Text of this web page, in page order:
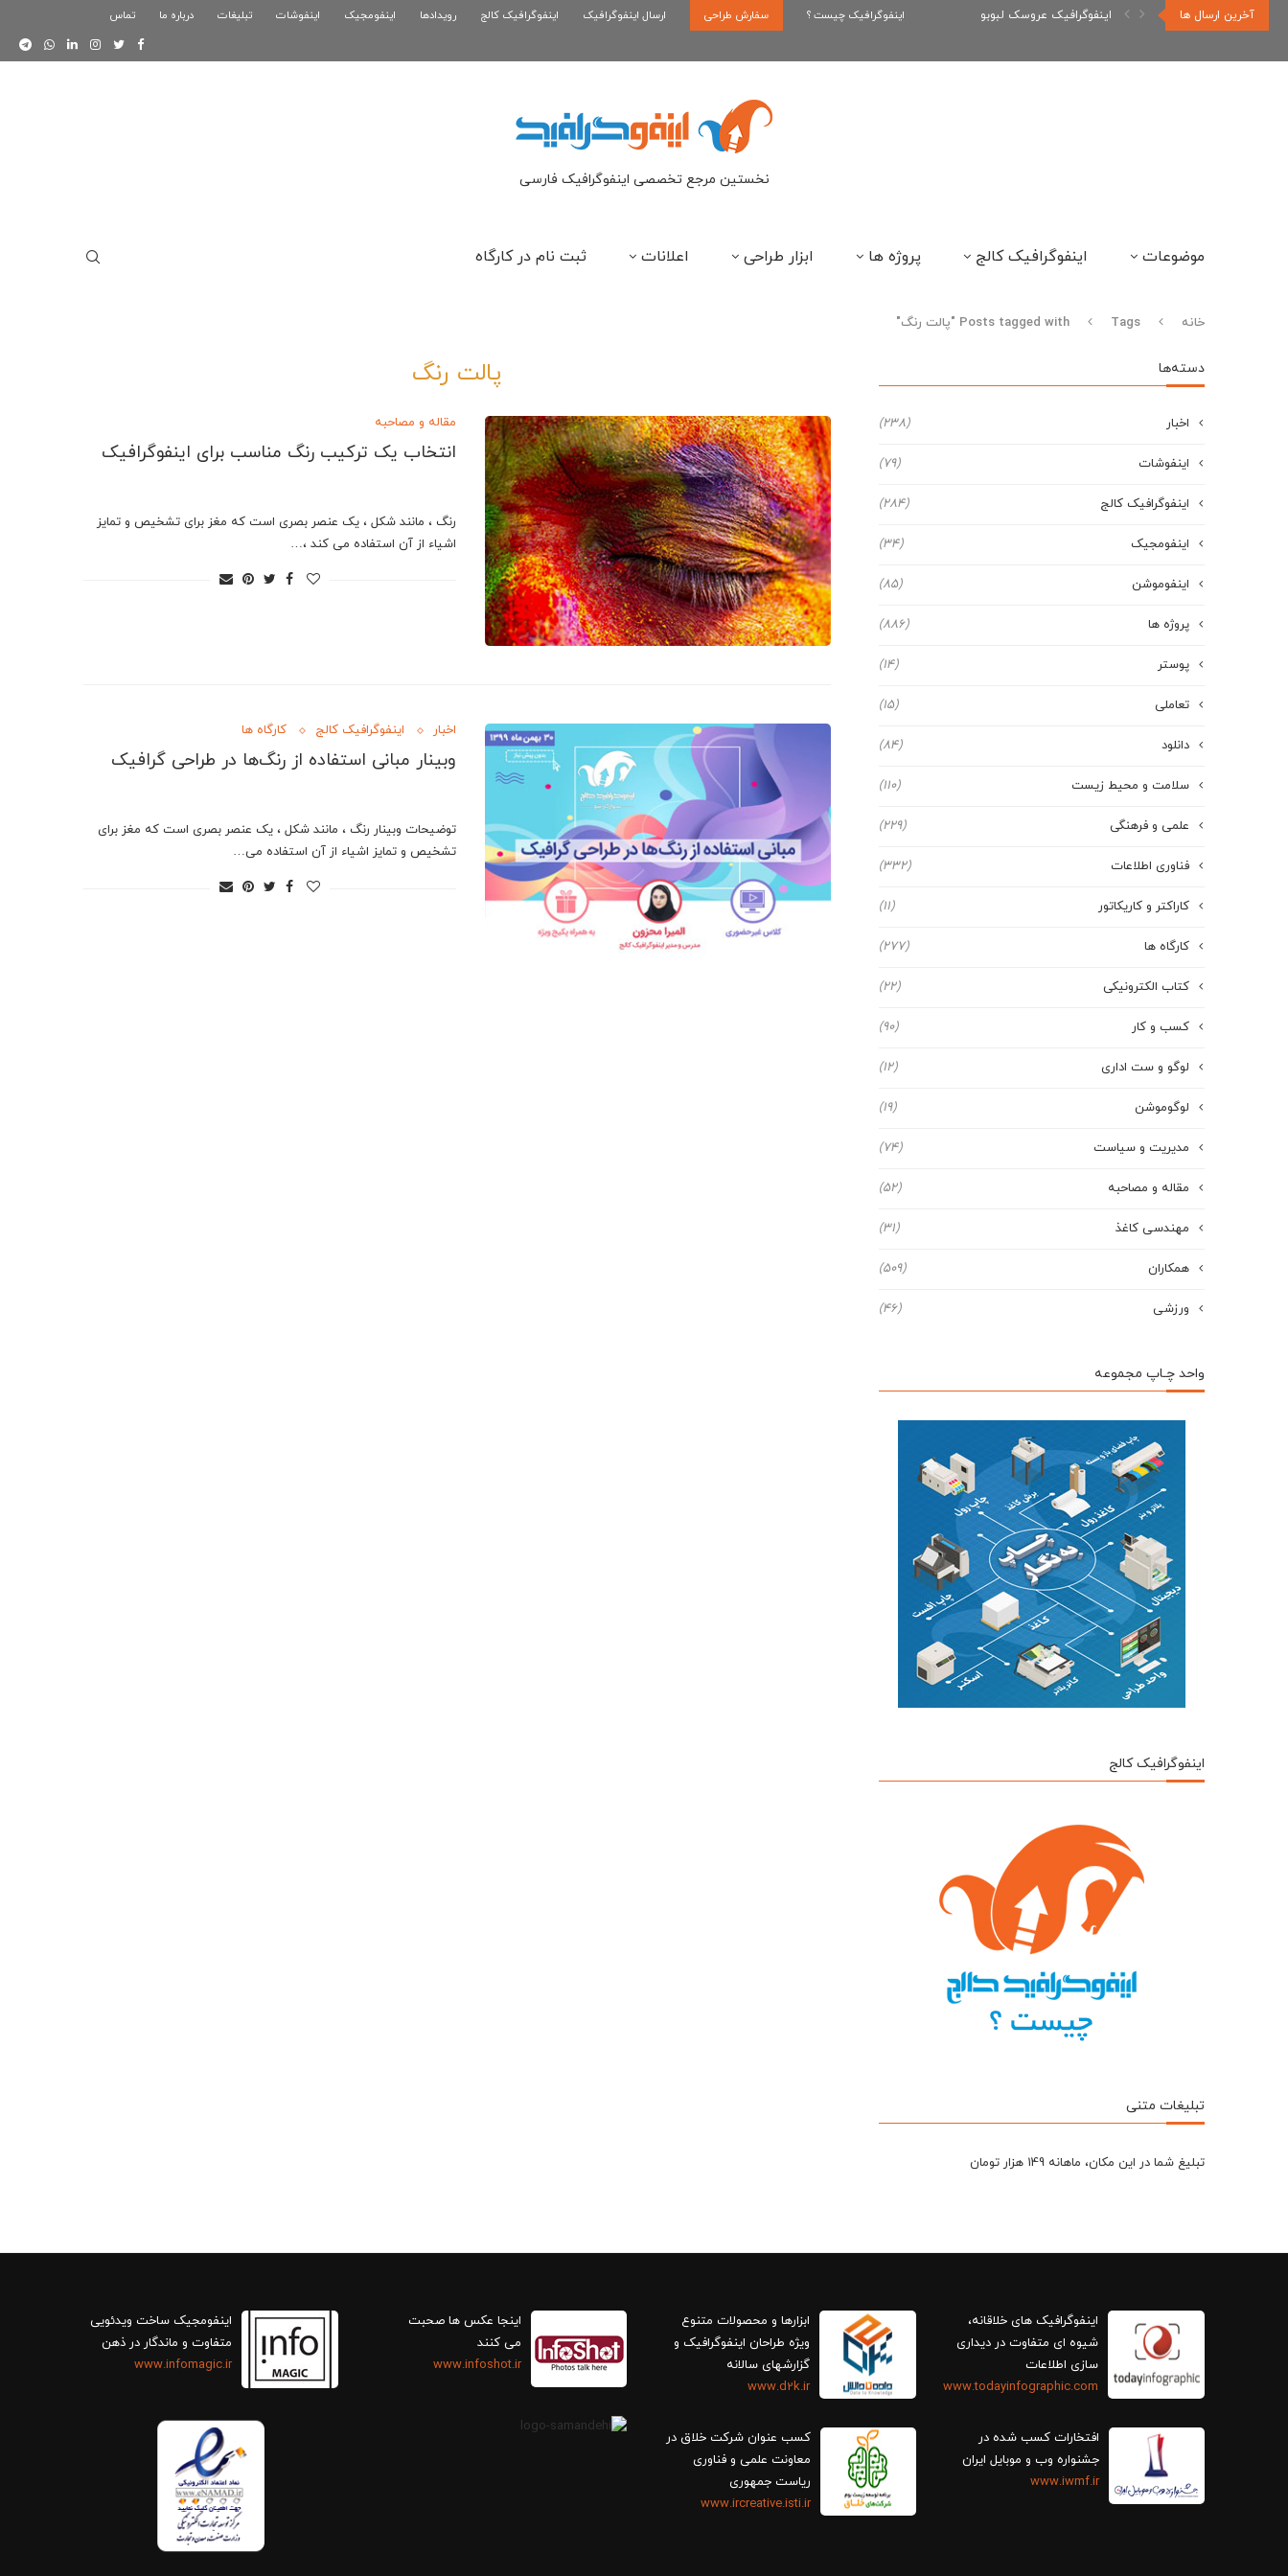
آخرین ارسال ها اینفوگرافیک عروسک لبوبو اینفوگرافیک رپر های فارسی نسل... اینفوگرافیک بازی کلش رویال اینفوگرافیک چیست ؟ سفارش طراحی ارسال اینفوگرافیک اینفوگرافیک کالج رویدادها اینفومجیک اینفوشات تبلیغات درباره ما تماس
نخستین مرجع تخصصی اینفوگرافیک فارسی
موضوعات اینفوگرافیک کالج پروژه ها ابزار طراحی اعلانات ثبت نام در کارگاه
خانه Tags Posts tagged with "پالت رنگ"
پالت رنگ
مقاله و مصاحبه
انتخاب یک ترکیب رنگ مناسب برای اینفوگرافیک
رنگ ، مانند شکل ، یک عنصر بصری است که مغز برای تشخیص و تمایز
اشیاء از آن استفاده می کند ،…
اخبار اینفوگرافیک کالج کارگاه ها
وبینار مبانی استفاده از رنگ‌ها در طراحی گرافیک
توضیحات وبینار رنگ ، مانند شکل ، یک عنصر بصری است که مغز برای
تشخیص و تمایز اشیاء از آن استفاده می…
دسته‌ها
اخبار (238)
اینفوشات (79)
اینفوگرافیک کالج (284)
اینفومجیک (34)
اینفوموشن (85)
پروژه ها (886)
پوستر (14)
تعاملی (15)
دانلود (84)
سلامت و محیط زیست (110)
علمی و فرهنگی (229)
فناوری اطلاعات (332)
کاراکتر و کاریکاتور (11)
کارگاه ها (277)
کتاب الکترونیکی (22)
کسب و کار (90)
لوگو و ست اداری (12)
لوگوموشن (19)
مدیریت و سیاست (74)
مقاله و مصاحبه (52)
مهندسی کاغذ (31)
همکاران (509)
ورزشی (46)
واحد چـاپ مجموعه
اینفوگرافیک کالج
تبلیغات متنی
تبلیغ شما در این مکان، ماهانه 149 هزار تومان
اینفوگرافیک های خلاقانه،
سازی اطلاعات
www.todayinfographic.com
افتخارات کسب شده در
جشنواره وب و موبایل ایران
www.iwmf.ir
ابزارها و محصولات متنوع
ویژه طراحان اینفوگرافیک و
گزارش‎های سالانه
www.d2k.ir
کسب عنوان شرکت خلاق در
معاونت علمی و فناوری
ریاست جمهوری
www.ircreative.isti.ir
اینجا عکس ها صحبت
می کنند
www.infoshot.ir
اینفومجیک ساخت ویدئویی
متفاوت و ماندگار در ذهن
www.infomagic.ir